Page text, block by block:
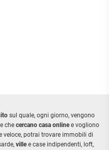
sul quale, ogni giorno, vengono
che cercano casa onlinee vogliono
veloce, potrai trovare immobili di
villee case indipendenti, loft,